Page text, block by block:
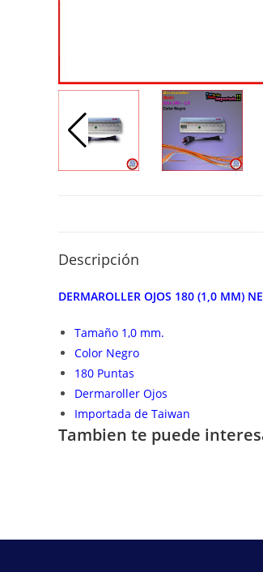
Descripción
DERMAROLLER OJOS 180 (1,0 MM)
Tamaño 1,0 mm.
Color Negro
180 Puntas
Dermaroller Ojos
Importada de Taiwan
Tambien te puede